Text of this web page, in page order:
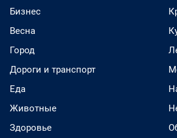
Бизнес
Весна
Город
Дороги и транспорт
Еда
Животные
Здоровье